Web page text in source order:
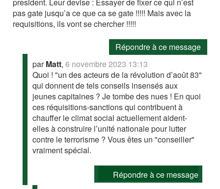
president. Leur devise : Essayer de fixer ce qui n’est
pas gate jusqu’a ce que ca se gate !!!!! Mais avec la
requisitions, ils vont se chercher !!!!!
Répondre à ce message
parMatt,6 novembre 2023 13:13
Quoi ! "un des acteurs de la révolution d’août 83"
qui donnent de tels conseils insensés aux
jeunes capitaines ? Je tombe des nues ! En quoi
ces réquisitions-sanctions qui contribuent à
chauffer le climat social actuellement aident-
elles à construire l’unité nationale pour lutter
contre le terrorisme ? Vous êtes un "conseiller"
vraiment spécial.
Répondre à ce message